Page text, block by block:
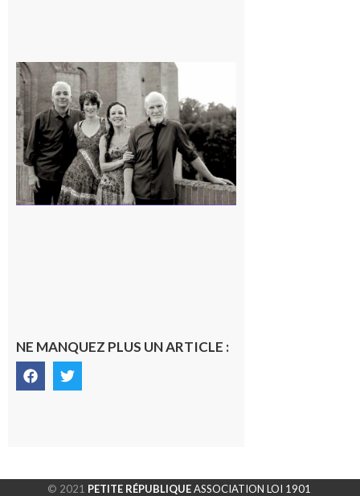
NE MANQUEZ PLUS UN ARTICLE :
© 2021 PETITE RÉPUBLIQUEASSOCIATION LOI 1901